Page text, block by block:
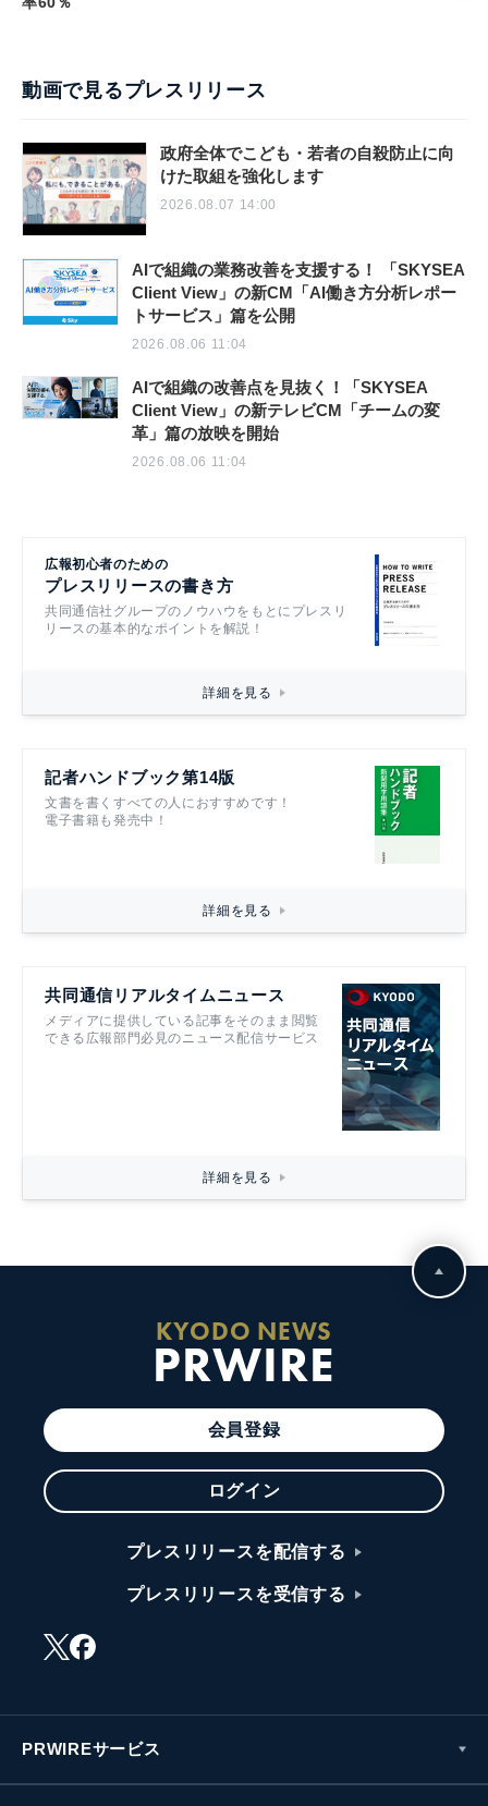
動画で見るプレスリリース
政府全体でこども・若者の自殺防止に向
けた取組を強化します
2026.08.07 14:00
AIで組織の業務改善を支援する！ 「SKYSEA
Client View」の新CM「AI働き方分析レポー
トサービス」篇を公開
2026.08.06 11:04
AIで組織の改善点を見抜く！「SKYSEA
Client View」の新テレビCM「チームの変
革」篇の放映を開始
2026.08.06 11:04
広報初心者のための
プレスリリースの書き方
共同通信社グループのノウハウをもとにプレスリ
リースの基本的なポイントを解説！
詳細を見る
記者ハンドブック第14版
文書を書くすべての人におすすめです！
電子書籍も発売中！
詳細を見る
共同通信リアルタイムニュース
メディアに提供している記事をそのまま閲覧
できる広報部門必見のニュース配信サービス
詳細を見る
KYODO NEWS
PRWIRE
会員登録
ログイン
プレスリリースを配信する
プレスリリースを受信する
PRWIREサービス